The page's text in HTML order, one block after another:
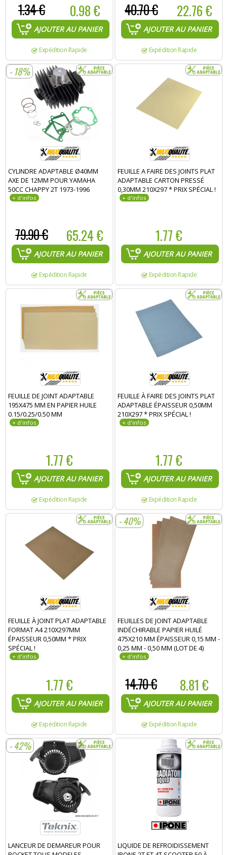
0.98 €
1.34 €
AJOUTER AU PANIER
Expédition Rapide
22.76 €
40.70 €
AJOUTER AU PANIER
Expédition Rapide
- 18%
CYLINDRE ADAPTABLE Ø40MM
AXE DE 12MM POUR YAMAHA
50CC CHAPPY 2T 1973-1996
65.24 €
79.90 €
AJOUTER AU PANIER
Expédition Rapide
FEUILLE A FAIRE DES JOINTS PLAT
ADAPTABLE CARTON PRESSÉ
0,30MM 210X297 * PRIX SPÉCIAL !
1.77 €
AJOUTER AU PANIER
Expédition Rapide
FEUILLE DE JOINT ADAPTABLE
195X475 MM EN PAPIER HUILE
0.15/0.25/0.50 MM
1.77 €
AJOUTER AU PANIER
Expédition Rapide
FEUILLE À FAIRE DES JOINTS PLAT
ADAPTABLE ÉPAISSEUR 0,50MM
210X297 * PRIX SPÉCIAL !
1.77 €
AJOUTER AU PANIER
Expédition Rapide
FEUILLE À JOINT PLAT ADAPTABLE
FORMAT A4 210X297MM
ÉPAISSEUR 0,50MM * PRIX
SPÉCIAL !
1.77 €
AJOUTER AU PANIER
Expédition Rapide
- 40%
FEUILLES DE JOINT ADAPTABLE
INDÉCHIRABLE PAPIER HUILÉ
475X210 MM ÉPAISSEUR 0,15 MM -
0,25 MM - 0,50 MM (LOT DE 4)
8.81 €
14.70 €
AJOUTER AU PANIER
Expédition Rapide
- 42%
LANCEUR DE DEMAREUR POUR
LIQUIDE DE REFROIDISSEMENT